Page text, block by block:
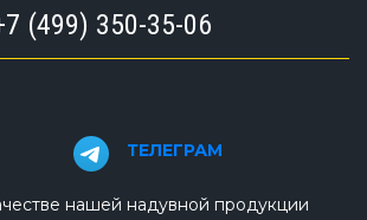
(499) 350-35-06
ТЕЛЕГРАМ
нашей надувной продукции